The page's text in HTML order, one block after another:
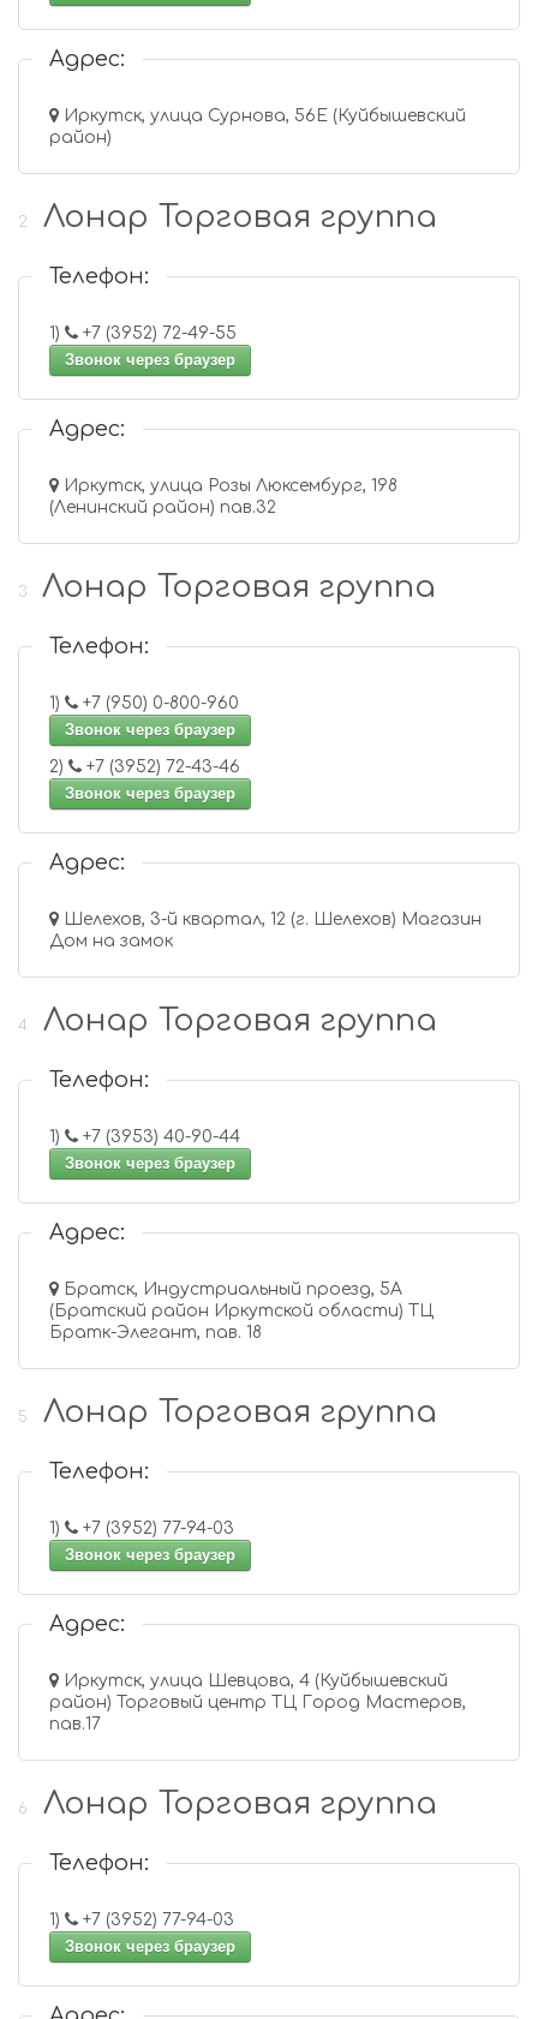
Адрес:
Иркутск, улица Сурнова, 56Е (Куйбышевский
район)
2 Лонар Торговая группа
Телефон:
1)
+7 (3952) 72-49-55
Звонок через браузер
Адрес:
Иркутск, улица Розы Люксембург, 198
(Ленинский район) пав.32
3 Лонар Торговая группа
Телефон:
1)
+7 (950) 0-800-960
Звонок через браузер
2)
+7 (3952) 72-43-46
Звонок через браузер
Адрес:
Шелехов, 3-й квартал, 12 (г. Шелехов) Магазин
Дом на замок
4 Лонар Торговая группа
Телефон:
1)
+7 (3953) 40-90-44
Звонок через браузер
Адрес:
Братск, Индустриальный проезд, 5А
(Братский район Иркутской области) ТЦ
Братк-Элегант, пав. 18
5 Лонар Торговая группа
Телефон:
1)
+7 (3952) 77-94-03
Звонок через браузер
Адрес:
Иркутск, улица Шевцова, 4 (Куйбышевский
район) Торговый центр ТЦ Город Мастеров,
пав.17
6 Лонар Торговая группа
Телефон:
1)
+7 (3952) 77-94-03
Звонок через браузер